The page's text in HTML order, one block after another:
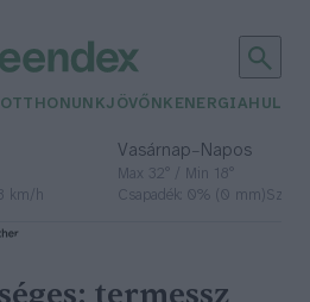
OTTHONUNKJÖVŐNK ENERGIA
km/h
Vasárnap– Napos
Max 32° / Min 18°
Csapadék: 0% (0 mm)Szél: